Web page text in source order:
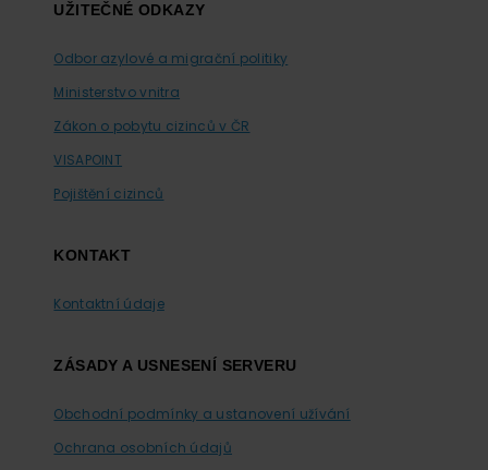
UŽITEČNÉ ODKAZY
Odbor azylové a migrační politiky
Ministerstvo vnitra
Zákon o pobytu cizinců v ČR
VISAPOINT
Pojištění cizinců
KONTAKT
Kontaktní údaje
ZÁSADY A USNESENÍ SERVERU
Obchodní podmínky a ustanovení užívání
Ochrana osobních údajů